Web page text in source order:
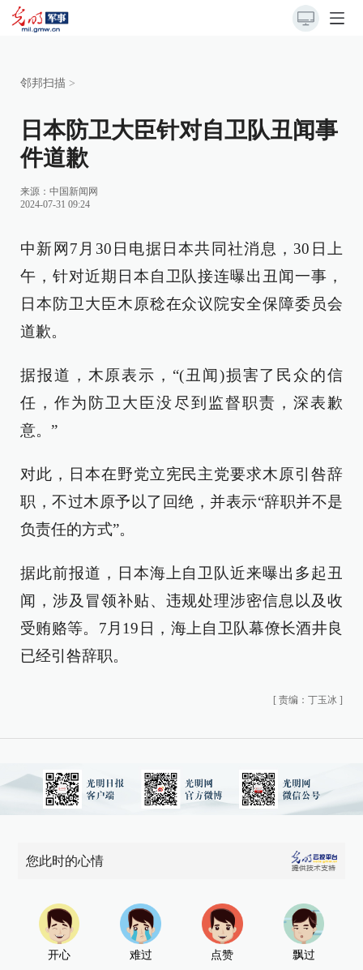
邻邦扫描 >
日本防卫大臣针对自卫队丑闻事
件道歉
来源： 中国新闻网
2024-07-31 09:24
中新网7月30日电据日本共同社消息，30日上
午，针对近期日本自卫队接连曝出丑闻一事，
日本防卫大臣木原稔在众议院安全保障委员会
道歉。
据报道，木原表示，“(丑闻)损害了民众的信
任，作为防卫大臣没尽到监督职责，深表歉
意。”
对此，日本在野党立宪民主党要求木原引咎辞
职，不过木原予以了回绝，并表示“辞职并不是
负责任的方式”。
据此前报道，日本海上自卫队近来曝出多起丑
闻，涉及冒领补贴、违规处理涉密信息以及收
受贿赂等。7月19日，海上自卫队幕僚长酒井良
已经引咎辞职。
[ 责编：丁玉冰 ]
您此时的心情
开心 难过 点赞 飘过